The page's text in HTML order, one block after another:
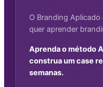
O Branding
quer aprender
Aprenda o método
construa um case
semanas.